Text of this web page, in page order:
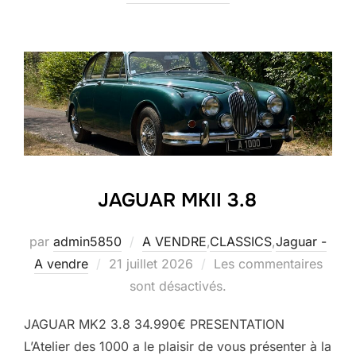
JAGUAR MKII 3.8
par admin5850 A VENDRE,CLASSICS,Jaguar -
A vendre
Publié
21 juillet 2026
Les commentaires
sont désactivés.
JAGUAR MK2 3.8 34.990€ PRESENTATION
L’Atelier des 1000 a le plaisir de vous présenter à la